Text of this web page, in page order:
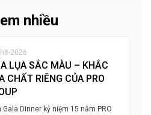
nhiều
2026
LỤA SẮC MÀU – KHẮC
CHẤT RIÊNG CỦA PRO
Gala Dinner kỷ niệm 15 năm PRO